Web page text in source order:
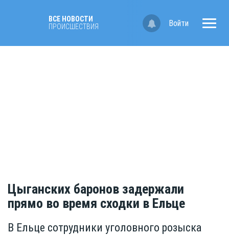
ВСЕ НОВОСТИ
ПРОИСШЕСТВИЯ
Войти
Цыганских баронов задержали
прямо во время сходки в Ельце
В Ельце сотрудники уголовного розыска